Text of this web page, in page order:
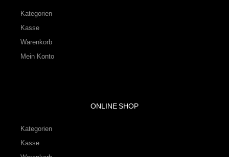
Kategorien
Kasse
Warenkorb
Mein Konto
ONLINE SHOP
Kategorien
Kasse